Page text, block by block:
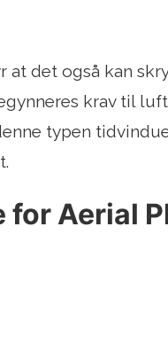
at det også kan
krav til
typen
for Aerial